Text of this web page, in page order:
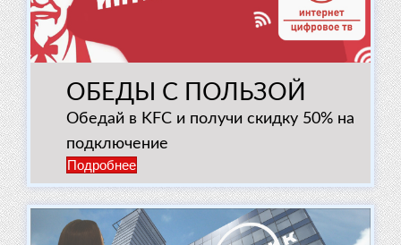
ОБЕДЫ С ПОЛЬЗОЙ
Обедай в KFC и получи скидку 50% на
подключение
Подробнее